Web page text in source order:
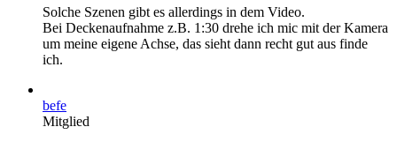
Solche Szenen gibt es allerdings in dem Video.
Bei Deckenaufnahme z.B. 1:30 drehe ich mic mit der Kamera
um meine eigene Achse, das sieht dann recht gut aus finde
ich.
befe
Mitglied